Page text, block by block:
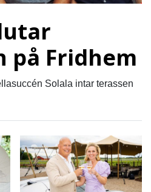
på Fridhem
Solala intar terassen